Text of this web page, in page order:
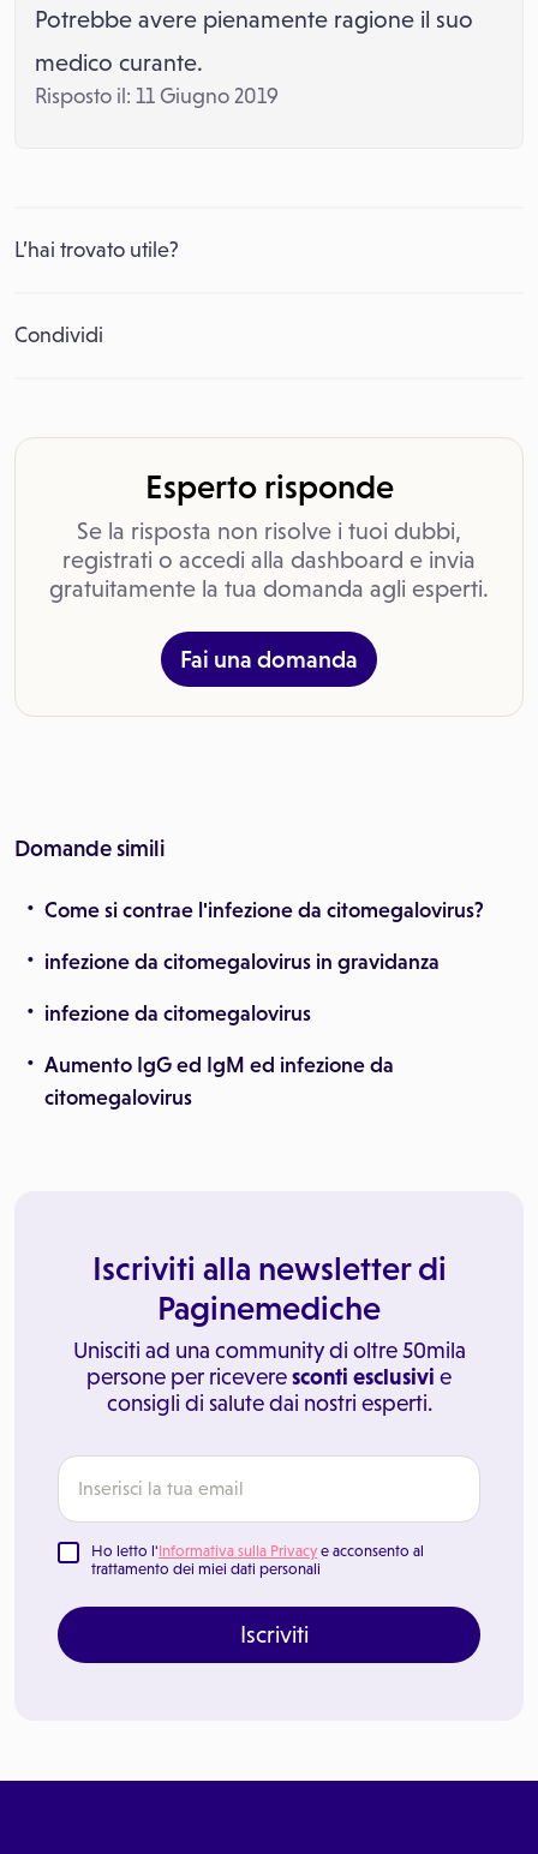
Potrebbe avere pienamente ragione il suo
medico curante.
Risposto il: 11 Giugno 2019
L’hai trovato utile?
Condividi
Esperto risponde
Se la risposta non risolve i tuoi dubbi,
registrati o accedi alla dashboard e invia
gratuitamente la tua domanda agli esperti.
Fai una domanda
Domande simili
Come si contrae l'infezione da citomegalovirus?
infezione da citomegalovirus in gravidanza
infezione da citomegalovirus
Aumento IgG ed IgM ed infezione da
citomegalovirus
Iscriviti alla newsletter di
Paginemediche
Unisciti ad una community di oltre 50mila
persone per riceveresconti esclusivi e
consigli di salute dai nostri esperti.
Ho letto l'Informativa sulla Privacy e acconsento al
trattamento dei miei dati personali
Iscriviti